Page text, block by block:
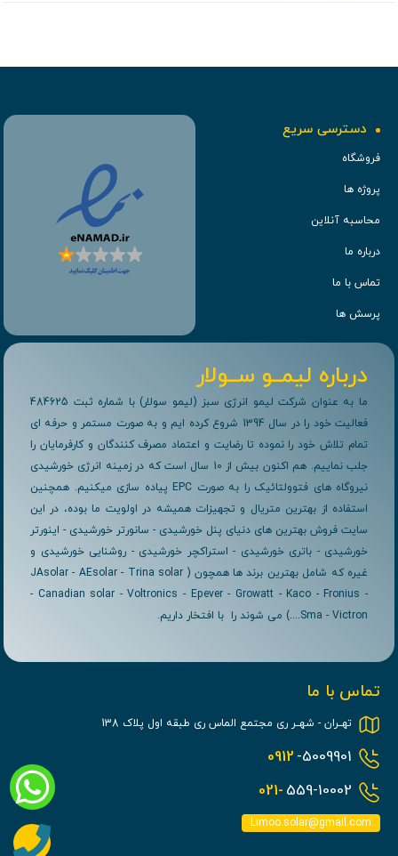
دسترسی سریع
فروشگاه
پروژه ها
محاسبه آنلاین
درباره ما
تماس با ما
پرسش ها
درباره لیمــو ســولار
ما به عنوان شرکت لیمو انرژی سبز (لیمو سولار) با شماره ثبت 484625
فعالیت خود را در سال 1394 شروع کرده ایم و به صورت مستمر و حرفه ای
تمام تلاش خود را نموده تا رضایت و اعتماد مصرف کنندگان و کارفرمایان را
جلب نماییم. هم اکنون بیش از 10 سال است که در زمینه انرژی خورشیدی
نیروگاه های فتوولتائیک را به صورت EPC پیاده سازی میکنیم. همچنین
استفاده از بهترین متریال و تجهیزات همیشه در اولویت ما بوده، در این
سایت فروش بهترین های دنیای پنل خورشیدی - سانورتر خورشیدی - اینورتر
خورشیدی - باتری خورشیدی - استراکچر خورشیدی - روشنایی خورشیدی و
غیره که شامل بهترین برند ها همچون ( JAsolar - AEsolar - Trina solar
- Canadian solar - Voltronics - Epever - Growatt - Kaco - Fronius -
Sma - Victron....) می شوند را با افتخار داریم.
تماس با ما
تهــران - شهــر ری مجتمع الماس ری طبقه اول پلاک 138
0912 -5009901
021- 559-10002
Limoo.solar@gmail.com